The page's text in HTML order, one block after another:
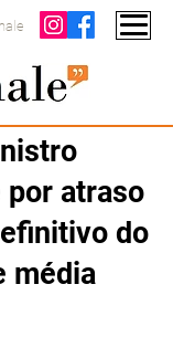
atraso
do
média